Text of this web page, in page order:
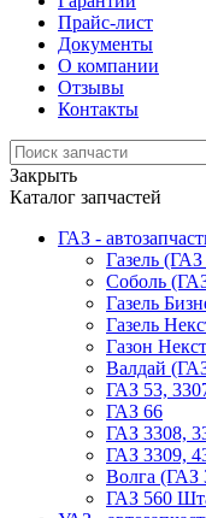
Прайс-лист
Документы
О компании
Отзывы
Контакты
Закрыть
Каталог запчастей
ГАЗ -
Газель
Соболь
Газель
Газель
Газон Некст
Валдай
ГАЗ 53,
ГАЗ 66
ГАЗ 3308,
ГАЗ 3309,
Волга (ГАЗ
ГАЗ 560